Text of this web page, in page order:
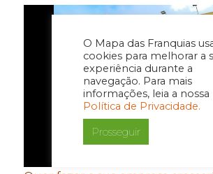
O Mapa das Franquias
cookies para melhorar a
experiência durante a
navegação. Para mais
informações, leia a nossa
Política de Privacidade.
Prosseguir